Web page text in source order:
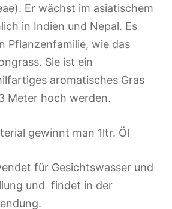
Er wächst im asiatischem
in Indien und Nepal. Es
Pflanzenfamilie, wie das
Sie ist ein
aromatisches Gras
Meter hoch werden.
gewinnt man 1ltr. Öl
für Gesichtswasser und
und findet in der